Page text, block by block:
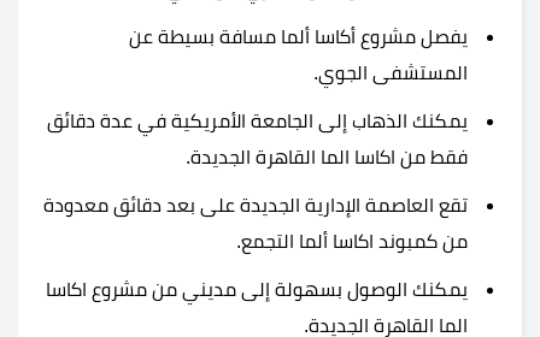
يفصل مشروع أكاسا ألما مسافة بسيطة عن
المستشفى الجوي.
يمكنك الذهاب إلى الجامعة الأمريكية في عدة دقائق
فقط من اكاسا الما القاهرة الجديدة.
تقع العاصمة الإدارية الجديدة على بعد دقائق معدودة
من كمبوند اكاسا ألما التجمع.
يمكنك الوصول بسهولة إلى مديني من مشروع اكاسا
الما القاهرة الجديدة.